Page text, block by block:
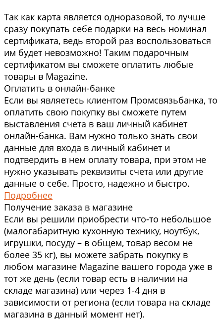
Так как карта является одноразовой, то лучше
сразу покупать себе подарки на весь номинал
сертификата, ведь второй раз воспользоваться
им будет невозможно! Таким подарочным
сертификатом вы сможете оплатить любые
товары в Magazine.
Оплатить в онлайн-банке
Если вы являетесь клиентом Промсвязьбанка, то
оплатить свою покупку вы сможете путем
выставления счета в ваш личный кабинет
онлайн-банка. Вам нужно только знать свои
данные для входа в личный кабинет и
подтвердить в нем оплату товара, при этом не
нужно указывать реквизиты счета или другие
данные о себе. Просто, надежно и быстро.
Подробнее
Получение заказа в магазине
Если вы решили приобрести что-то небольшое
(малогабаритную кухонную технику, ноутбук,
игрушки, посуду – в общем, товар весом не
более 35 кг), вы можете забрать покупку в
любом магазине Magazine вашего города уже в
тот же день (если товар есть в наличии на
складе магазина) или через 1-4 дня в
зависимости от региона (если товара на складе
магазина в данный момент нет).